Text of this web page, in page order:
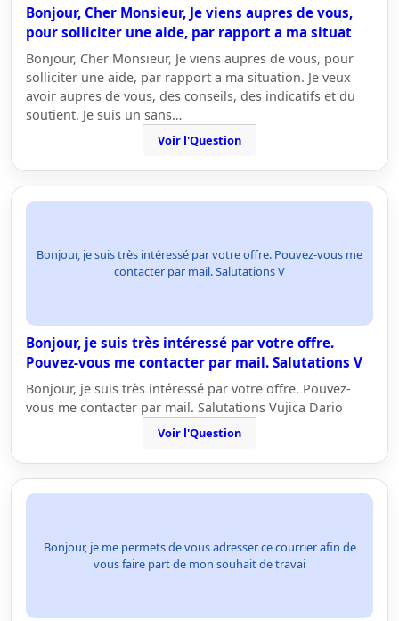
Bonjour, Cher Monsieur, Je viens aupres de vous,
pour solliciter une aide, par rapport a ma situat
Bonjour, Cher Monsieur, Je viens aupres de vous, pour
solliciter une aide, par rapport a ma situation. Je veux
avoir aupres de vous, des conseils, des indicatifs et du
soutient. Je suis un sans…
Voir l'Question
Bonjour, je suis très intéressé par votre offre. Pouvez-vous me
contacter par mail. Salutations V
Bonjour, je suis très intéressé par votre offre.
Pouvez-vous me contacter par mail. Salutations V
Bonjour, je suis très intéressé par votre offre. Pouvez-
vous me contacter par mail. Salutations Vujica Dario
Voir l'Question
Bonjour, je me permets de vous adresser ce courrier afin de
vous faire part de mon souhait de travai